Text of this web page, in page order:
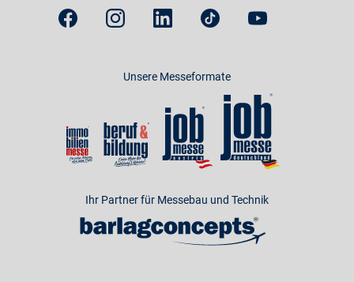
Unsere Messeformate
Ihr Partner für Messebau und Technik